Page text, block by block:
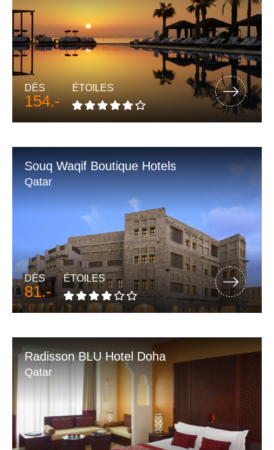
DÈS
154.-
ÉTOILES
Souq Waqif Boutique Hotels
Qatar
DÈS
81.-
ÉTOILES
Radisson BLU Hotel Doha
Qatar